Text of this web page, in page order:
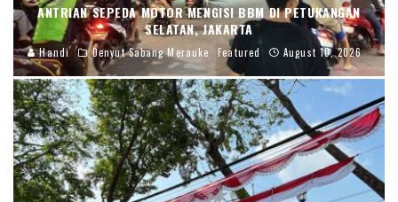
ANTRIAN SEPEDA MOTOR MENGISI BBM DI PETUKANGAN
SELATAN, JAKARTA
Handi Denyut Sabang Merauke Featured August 10, 2026